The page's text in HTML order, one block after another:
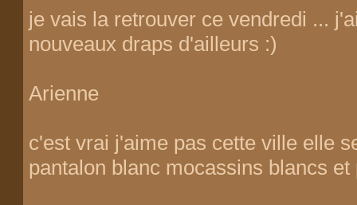
je vais la retrouver ce vendredi ...
nouveaux draps d'ailleurs :)
Arienne
c'est vrai j'aime pas cette ville elle
pantalon blanc mocassins blancs